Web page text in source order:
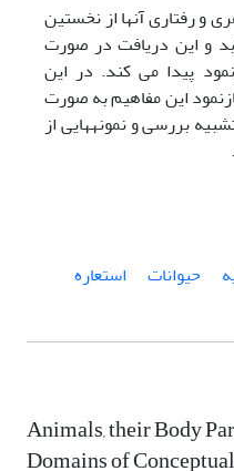
و رفتاری آنها از نخستین
و این دریافت در صورت
پیدا می کند. در این
این مفاهیم به صورت
بررسی و نمونه­هایی از
حیوانات
استعاره
Animals, their Body
Domains of